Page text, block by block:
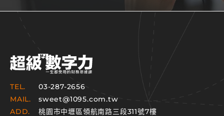
TEL.
03-287-2656
MAIL.
sweet@1095.com.tw
ADD.
桃園市中壢區領航南路三段311號7樓